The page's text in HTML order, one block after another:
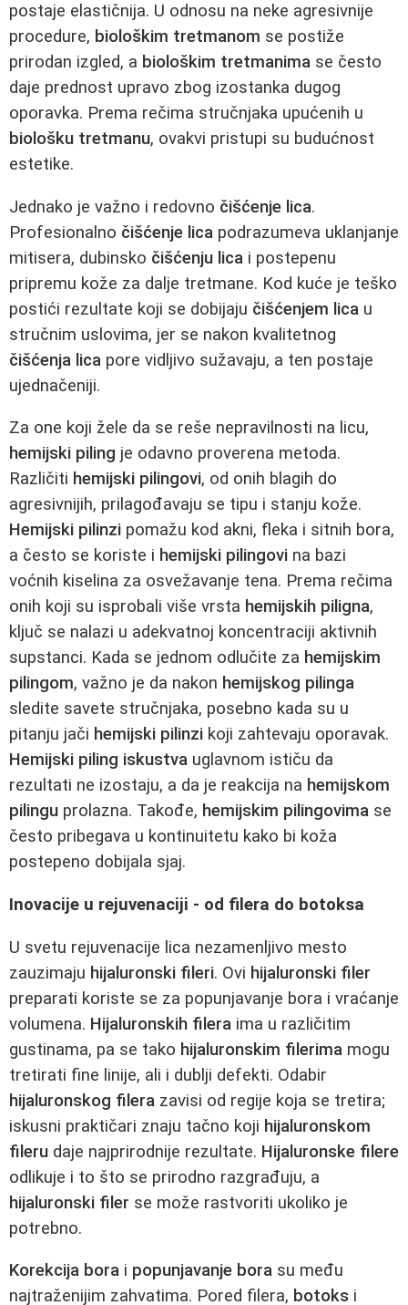
postaje elastičnija. U odnosu na neke agresivnije
procedure, biološkim tretmanom se postiže
prirodan izgled, a biološkim tretmanima se često
daje prednost upravo zbog izostanka dugog
oporavka. Prema rečima stručnjaka upućenih u
biološku tretmanu, ovakvi pristupi su budućnost
estetike.
Jednako je važno i redovno čišćenje lica.
Profesionalno čišćenje lica podrazumeva uklanjanje
mitisera, dubinsko čišćenju lica i postepenu
pripremu kože za dalje tretmane. Kod kuće je teško
postići rezultate koji se dobijaju čišćenjem lica u
stručnim uslovima, jer se nakon kvalitetnog
čišćenja lica pore vidljivo sužavaju, a ten postaje
ujednačeniji.
Za one koji žele da se reše nepravilnosti na licu,
hemijski piling je odavno proverena metoda.
Različiti hemijski pilingovi, od onih blagih do
agresivnijih, prilagođavaju se tipu i stanju kože.
Hemijski pilinzi pomažu kod akni, fleka i sitnih bora,
a često se koriste i hemijski pilingovi na bazi
voćnih kiselina za osvežavanje tena. Prema rečima
onih koji su isprobali više vrsta hemijskih piligna,
ključ se nalazi u adekvatnoj koncentraciji aktivnih
supstanci. Kada se jednom odlučite za hemijskim
pilingom, važno je da nakon hemijskog pilinga
sledite savete stručnjaka, posebno kada su u
pitanju jači hemijski pilinzi koji zahtevaju oporavak.
Hemijski piling iskustva uglavnom ističu da
rezultati ne izostaju, a da je reakcija na hemijskom
pilingu prolazna. Takođe, hemijskim pilingovima se
često pribegava u kontinuitetu kako bi koža
postepeno dobijala sjaj.
Inovacije u rejuvenaciji - od filera do botoksa
U svetu rejuvenacije lica nezamenljivo mesto
zauzimaju hijaluronski fileri. Ovi hijaluronski filer
preparati koriste se za popunjavanje bora i vraćanje
volumena. Hijaluronskih filera ima u različitim
gustinama, pa se tako hijaluronskim filerima mogu
tretirati fine linije, ali i dublji defekti. Odabir
hijaluronskog filera zavisi od regije koja se tretira;
iskusni praktičari znaju tačno koji hijaluronskom
fileru daje najprirodnije rezultate. Hijaluronske filere
odlikuje i to što se prirodno razgrađuju, a
hijaluronski filer se može rastvoriti ukoliko je
potrebno.
Korekcija bora i popunjavanje bora su među
najtraženijim zahvatima. Pored filera, botoks i